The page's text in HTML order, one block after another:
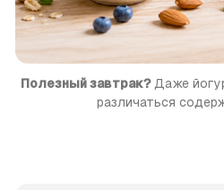
Полезный завтрак? Даже
различаться